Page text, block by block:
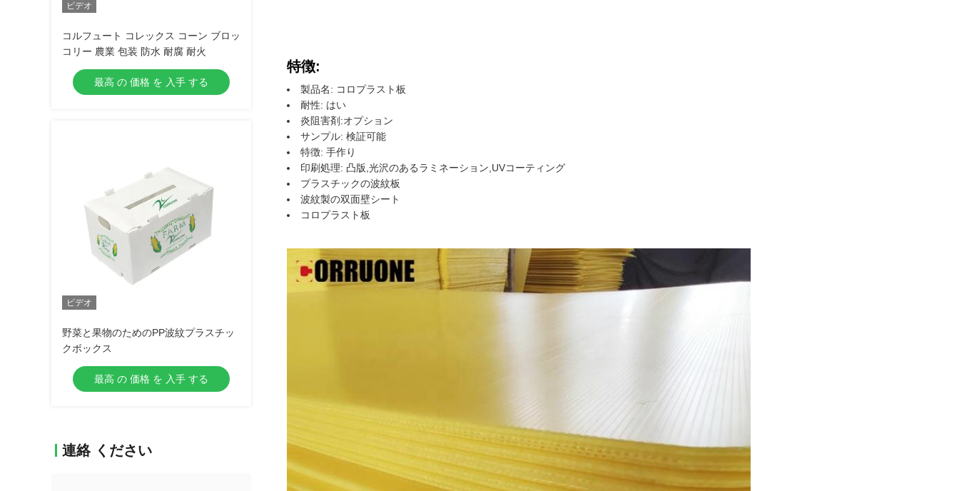
ビデオ
コルフュート コレックス コーン ブロッ
コリー 農業 包装 防水 耐腐 耐火
最高 の 価格 を 入手 する
ビデオ
野菜と果物のためのPP波紋プラスチッ
クボックス
最高 の 価格 を 入手 する
連絡 ください
特徴:
製品名: コロプラスト板
耐性: はい
炎阻害剤:オプション
サンプル: 検証可能
特徴: 手作り
印刷処理: 凸版,光沢のあるラミネーション,UVコーティング
プラスチックの波紋板
波紋製の双面壁シート
コロプラスト板